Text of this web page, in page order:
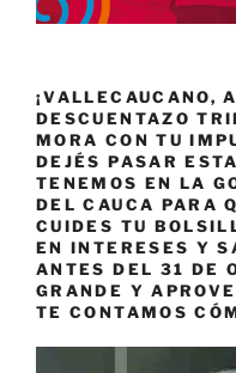
¡VALLECAUCANO,
DESCUENTAZO
MORA CON TU
DEJÉS PASAR
TENEMOS EN LA
DEL CAUCA PARA
CUIDES TU
EN INTERESES Y
ANTES DEL 31 DE
GRANDE Y
TE CONTAMOS